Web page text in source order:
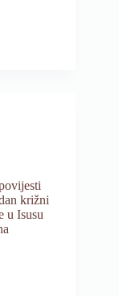
križni
u Isusu